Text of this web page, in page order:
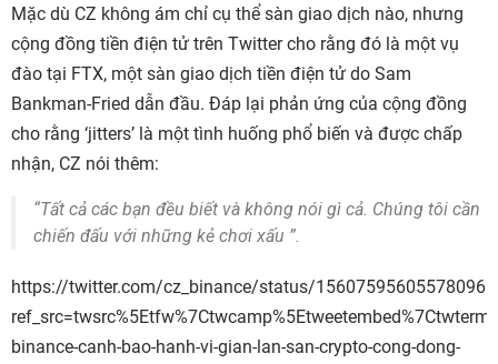
Mặc dù CZ không ám chỉ cụ thể sàn giao dịch nào, nhưng
cộng đồng tiền điện tử trên Twitter cho rằng đó là một vụ
đào tại FTX, một sàn giao dịch tiền điện tử do Sam
Bankman-Fried dẫn đầu. Đáp lại phản ứng của cộng đồng
cho rằng ‘jitters’ là một tình huống phổ biến và được chấp
nhận, CZ nói thêm:
“Tất cả các bạn đều biết và không nói gì cả. Chúng tôi cần
chiến đấu với những kẻ chơi xấu ”.
https://twitter.com/cz_binance/status/
binance-canh-bao-hanh-vi-gian-lan-san-crypto-cong-dong-